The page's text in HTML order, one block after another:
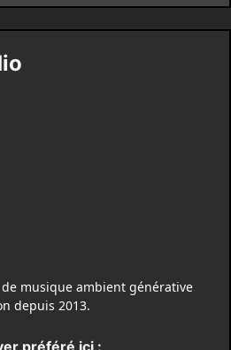
musique ambient générative
depuis 2013.
préféré ici :